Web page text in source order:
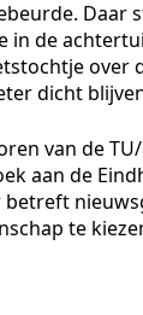
Daar
de
over
dicht
van de
aan de
te